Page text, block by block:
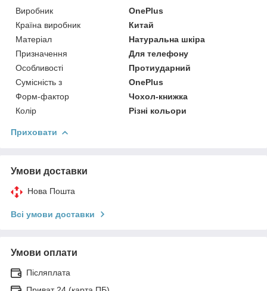
Виробник
OnePlus
Країна виробник
Китай
Матеріал
Натуральна шкіра
Призначення
Для телефону
Особливості
Протиударний
Сумісність з
OnePlus
Форм-фактор
Чохол-книжка
Колір
Різні кольори
Приховати
Умови доставки
Нова Пошта
Всі умови доставки
Умови оплати
Післяплата